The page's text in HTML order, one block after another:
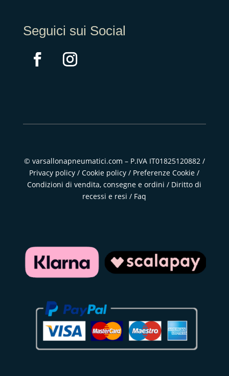
Seguici sui Social
© varsallonapneumatici.com – P.IVA IT01825120882 /
Privacy policy /Cookie policy / Preferenze Cookie /
Condizioni di vendita, consegne e ordini / Diritto di
recessi e resi / Faq